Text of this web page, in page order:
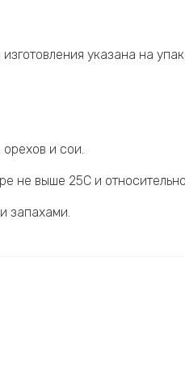
указана на
и сои.
не выше 25С и
запахами.